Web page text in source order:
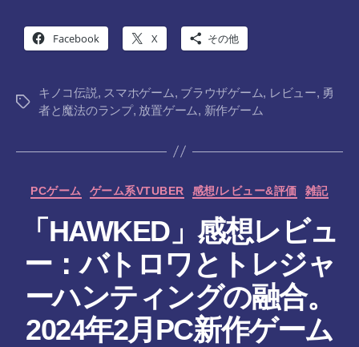
Facebook X その他
タ
キノコ伝説, スマホゲーム, ブラウザゲーム, レビュー, 勇
者と魔法のランプ, 放置ゲーム, 新作ゲーム
カ
リ
ー
PCゲーム ゲーム系VTUBER 感想/レビュー&評価 雑記
「HAWKED」感想レビュ
ー：バトロワとトレジャ
ーハンティングの融合。
2024年2月PC新作ゲーム
作
成
者
: